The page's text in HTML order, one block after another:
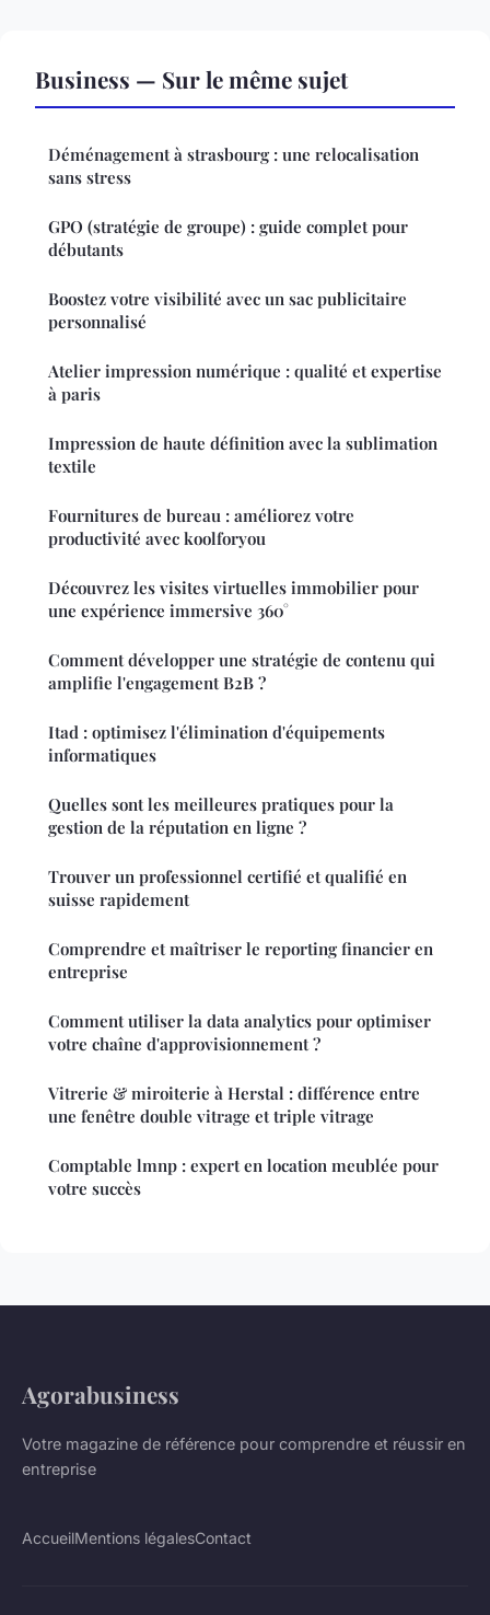
Business — Sur le même sujet
Déménagement à strasbourg : une relocalisation
sans stress
GPO (stratégie de groupe) : guide complet pour
débutants
Boostez votre visibilité avec un sac publicitaire
personnalisé
Atelier impression numérique : qualité et expertise
à paris
Impression de haute définition avec la sublimation
textile
Fournitures de bureau : améliorez votre
productivité avec koolforyou
Découvrez les visites virtuelles immobilier pour
une expérience immersive 360°
Comment développer une stratégie de contenu qui
amplifie l'engagement B2B ?
Itad : optimisez l'élimination d'équipements
informatiques
Quelles sont les meilleures pratiques pour la
gestion de la réputation en ligne ?
Trouver un professionnel certifié et qualifié en
suisse rapidement
Comprendre et maîtriser le reporting financier en
entreprise
Comment utiliser la data analytics pour optimiser
votre chaîne d'approvisionnement ?
Vitrerie & miroiterie à Herstal : différence entre
une fenêtre double vitrage et triple vitrage
Comptable lmnp : expert en location meublée pour
votre succès
Agorabusiness
Votre magazine de référence pour comprendre et réussir en
entreprise
AccueilMentions légalesContact